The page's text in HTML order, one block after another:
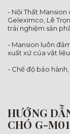
- Nội Thất
Geleximco, Lê
trải nghiệm sản
- Mansion luôn
xuất xứ của vật
- Chế độ bảo
HƯỚNG
CHÓ G-